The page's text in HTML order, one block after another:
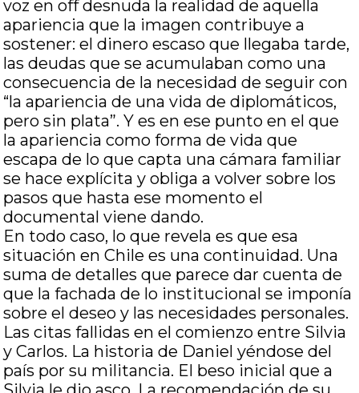
voz en off desnuda la realidad de aquella
apariencia que la imagen contribuye a
sostener: el dinero escaso que llegaba tarde,
las deudas que se acumulaban como una
consecuencia de la necesidad de seguir con
“la apariencia de una vida de diplomáticos,
pero sin plata”. Y es en ese punto en el que
la apariencia como forma de vida que
escapa de lo que capta una cámara familiar
se hace explícita y obliga a volver sobre los
pasos que hasta ese momento el
documental viene dando.
En todo caso, lo que revela es que esa
situación en Chile es una continuidad. Una
suma de detalles que parece dar cuenta de
que la fachada de lo institucional se imponía
sobre el deseo y las necesidades personales.
Las citas fallidas en el comienzo entre Silvia
y Carlos. La historia de Daniel yéndose del
país por su militancia. El beso inicial que a